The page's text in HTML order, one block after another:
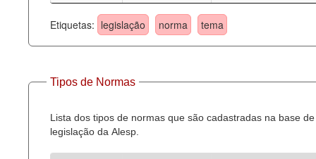
Etiquetas: legislação norma tema
Tipos de Normas
Lista dos tipos de normas que são cadastradas na base de
legislação da Alesp.